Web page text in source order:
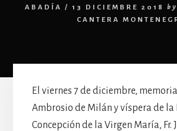
ABADÍA / 13 DICIEMBRE 2018 by
CANTERA
El viernes 7 de diciembre,
Ambrosio de Milán y víspera de
Concepción de la Virgen María, Fr.